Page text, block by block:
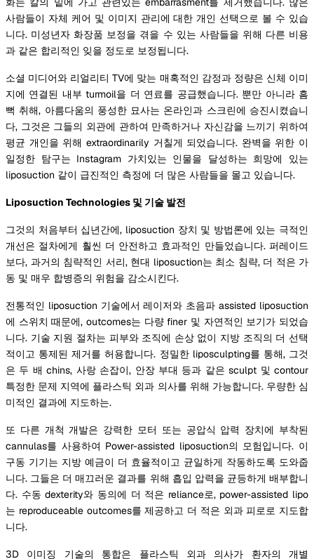
사람들이 자체 케어 및 이미지 관리에 대한 개인 선택으로 볼 수 있습
니다. 미성년자 화장품 보정을 겪을 수 있는 사람들을 위해 다른 비용
과 같은 합리적인 잊을 정도로 보정됩니다.
소셜 미디어와 리얼리티 TV에 맞는 매혹적인 감정과 정량은 신체 이미
지에 연결된 내부 turmoil을 더 연료를 공급했습니다. 뿐만 아니라 흠
뻑 취해, 아름다움의 풍성한 묘사는 온라인과 스크린에 승진시켰습니
다, 그것은 그들의 외관에 관하여 만족하거나 자신감을 느끼기 위하여
평균 개인을 위해 extraordinarily 거칠게 되었습니다. 완벽을 위한 이
일정한 탐구는 Instagram 가치있는 인물을 달성하는 희망에 있는
liposuction 같이 급진적인 측정에 더 많은 사람들을 몰고 있습니다.
Liposuction Technologies 및 기술 발전
그것의 처음부터 십년간에, liposuction 장치 및 방법론에 있는 극적인
개선은 절차에게 훨씬 더 안전하고 효과적인 만들었습니다. 퍼레이드
보다, 과거의 침략적인 서리, 현대 liposuction는 최소 침략, 더 적은 가
동 및 매우 합병증의 위험을 감소시킨다.
전통적인 liposuction 기술에서 레이저와 초음파 assisted liposuction
에 스위치 때문에, outcomes는 다량 finer 및 자연적인 보기가 되었습
니다. 기술 지원 절차는 피부와 조직에 손상 없이 지방 조직의 더 선택
적이고 통제된 제거를 허용합니다. 정밀한 liposculpting를 통해, 그것
은 두 배 chins, 사랑 손잡이, 안장 부대 등과 같은 sculpt 및 contour
특정한 문제 지역에 플라스틱 외과 의사를 위해 가능합니다. 우량한 심
미적인 결과에 지도하는.
또 다른 개척 개발은 강력한 모터 또는 공압식 압력 장치에 부착된
cannulas를 사용하여 Power-assisted liposuction의 모험입니다. 이
구동 기기는 지방 예금이 더 효율적이고 균일하게 작동하도록 도와줍
니다. 그들은 더 매끄러운 결과를 위해 흡입 압력을 균등하게 배부합니
다. 수동 dexterity와 동의에 더 적은 reliance로, power-assisted lipo
는 reproduceable outcomes를 제공하고 더 적은 외과 피로로 지도합
니다.
3D 이미징 기술의 통합은 플라스틱 외과 의사가 환자의 개별